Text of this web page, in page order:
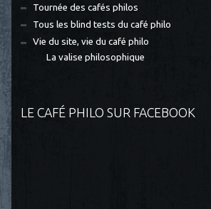
Tournée des cafés philos
Tous les blind tests du café philo
Vie du site, vie du café philo
La valise philosophique
LE CAFÉ PHILO SUR FACEBOOK